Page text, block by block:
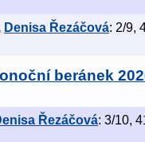
Denisa Řezáčová: 2/9,
beránek
Řezáčová: 3/10,